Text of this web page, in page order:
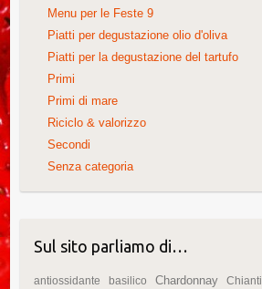
Menu per le Feste 9
Piatti per degustazione olio d'oliva
Piatti per la degustazione del tartufo
Primi
Primi di mare
Riciclo & valorizzo
Secondi
Senza categoria
Sul sito parliamo di…
antiossidante basilico Chardonnay Chianti